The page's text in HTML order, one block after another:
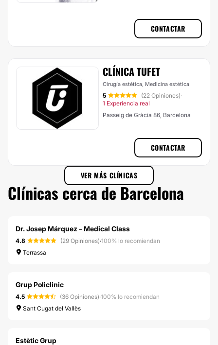
CONTACTAR
CLÍNICA TUFET
Cirugía estética, Medicina estética
5 (22 Opiniones)·
1 Experiencia real
Passeig de Gràcia 86, Barcelona
CONTACTAR
VER MÁS CLÍNICAS
Clínicas cerca de Barcelona
Dr. Josep Márquez – Medical Class
4.8 (29 Opiniones)·100% lo recomiendan
Terrassa
Grup Policlinic
4.5 (36 Opiniones)·100% lo recomiendan
Sant Cugat del Vallès
Estètic Grup